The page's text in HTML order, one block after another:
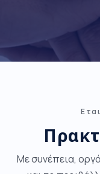
Με συνέπεια,